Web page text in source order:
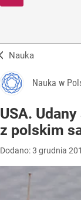
Nauka
Nauka w
USA.
z polskim
Dodano:3 grudnia